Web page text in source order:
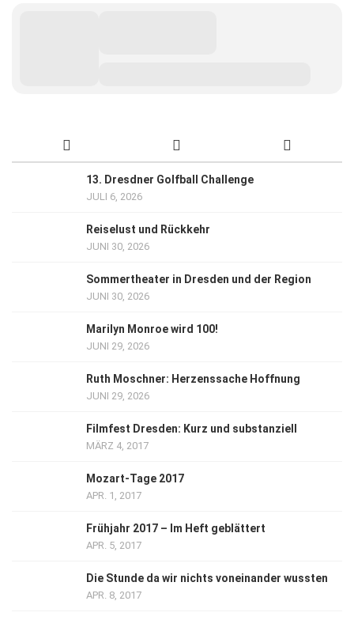
13. Dresdner Golfball Challenge
JULI 6, 2026
Reiselust und Rückkehr
JUNI 30, 2026
Sommertheater in Dresden und der Region
JUNI 30, 2026
Marilyn Monroe wird 100!
JUNI 29, 2026
Ruth Moschner: Herzenssache Hoffnung
JUNI 29, 2026
Filmfest Dresden: Kurz und substanziell
MÄRZ 4, 2017
Mozart-Tage 2017
APR. 1, 2017
Frühjahr 2017 – Im Heft geblättert
APR. 5, 2017
Die Stunde da wir nichts voneinander wussten
APR. 8, 2017